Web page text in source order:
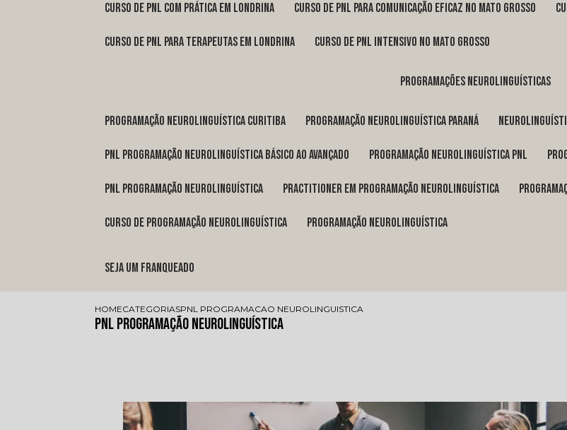
curso de pnl com prática em Londrina curso de pnl para comunicação eficaz no Mato Grosso
curso de pnl para terapeutas em Londrina curso de pnl intensivo no Mato Grosso
programações neurolinguísticas
programação neurolinguística Curitiba programação neurolinguística Paraná
pnl programação neurolinguística básico ao avançado programação neurolinguística pnl
pnl programação neurolinguística practitioner em programação neurolinguística
curso de programação neurolinguística programação neurolinguística
Seja um franqueado
HOMECATEGORIASPNL PROGRAMACAO NEUROLINGUISTICA
Pnl Programação Neurolinguística